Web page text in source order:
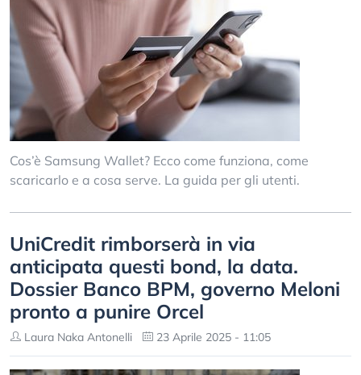
Cos’è Samsung Wallet? Ecco come funziona, come
scaricarlo e a cosa serve. La guida per gli utenti.
UniCredit rimborserà in via
anticipata questi bond, la data.
Dossier Banco BPM, governo Meloni
pronto a punire Orcel
Laura Naka Antonelli 23 Aprile 2025 - 11:05